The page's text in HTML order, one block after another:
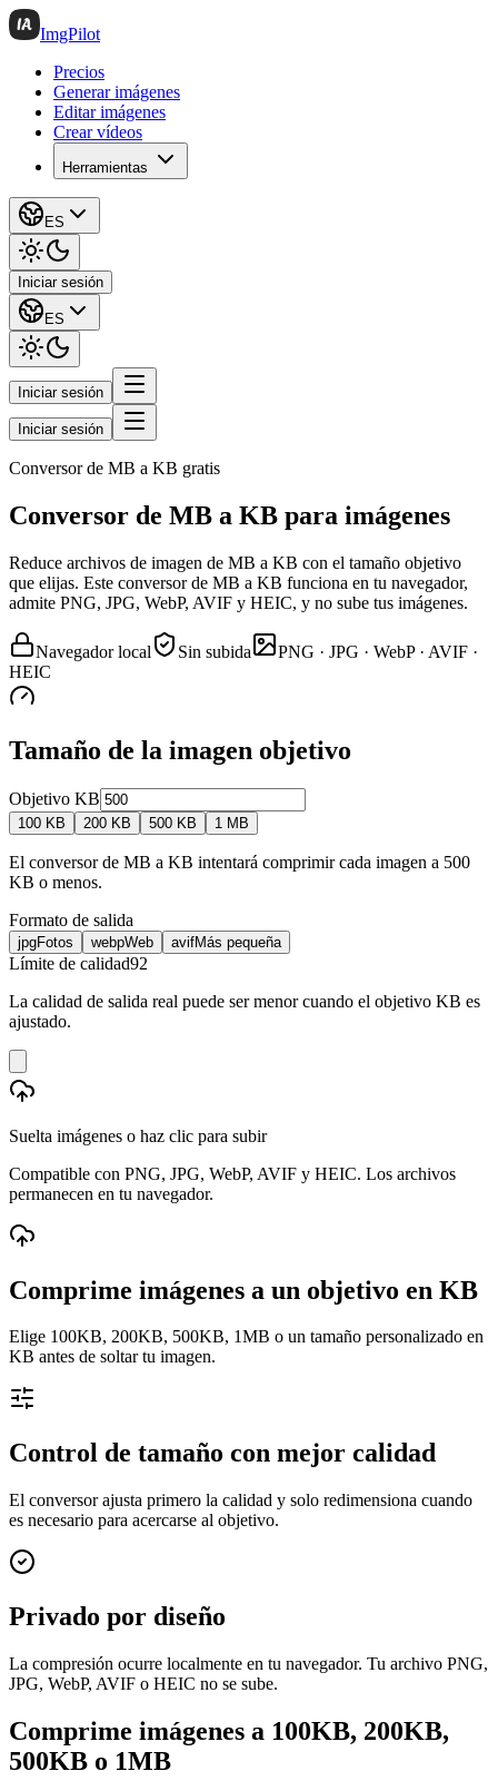
ImgPilot
Precios
Generar imágenes
Editar imágenes
Crear vídeos
Herramientas
ES
Iniciar sesión
ES
Iniciar sesión
Iniciar sesión
Conversor de MB a KB gratis
Conversor de MB a KB para imágenes
Reduce archivos de imagen de MB a KB con el tamaño objetivo
que elijas. Este conversor de MB a KB funciona en tu navegador,
admite PNG, JPG, WebP, AVIF y HEIC, y no sube tus imágenes.
Navegador local Sin subida
PNG · JPG · WebP · AVIF ·
HEIC
Tamaño de la imagen objetivo
Objetivo KB
100 KB 200 KB 500 KB 1 MB
El conversor de MB a KB intentará comprimir cada imagen a 500
KB o menos.
Formato de salida
jpgFotos webpWeb avifMás pequeña
Límite de calidad92
La calidad de salida real puede ser menor cuando el objetivo KB es
ajustado.
Suelta imágenes o haz clic para subir
Compatible con PNG, JPG, WebP, AVIF y HEIC. Los archivos
permanecen en tu navegador.
Comprime imágenes a un objetivo en KB
Elige 100KB, 200KB, 500KB, 1MB o un tamaño personalizado en
KB antes de soltar tu imagen.
Control de tamaño con mejor calidad
El conversor ajusta primero la calidad y solo redimensiona cuando
es necesario para acercarse al objetivo.
Privado por diseño
La compresión ocurre localmente en tu navegador. Tu archivo PNG,
JPG, WebP, AVIF o HEIC no se sube.
Comprime imágenes a 100KB, 200KB,
500KB o 1MB